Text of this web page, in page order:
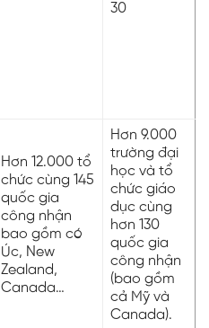
30
Hơn 12.000 tổ
chức cùng 145
quốc gia
công nhận
bao gồm có
Úc, New
Zealand,
Canada…
Hơn 9.000
trường đại
học và tổ
chức giáo
dục cùng
hơn 130
quốc gia
công nhận
(bao gồm
cả Mỹ và
Canada).